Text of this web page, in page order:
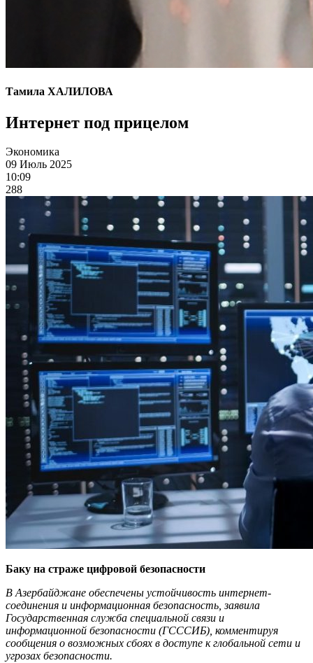
Тамила ХАЛИЛОВА
Интернет под прицелом
Экономика
09 Июль 2025
10:09
288
Баку на страже цифровой безопасности
В Азербайджане обеспечены устойчивость интернет-
соединения и информационная безопасность, заявила
Государственная служба специальной связи и
информационной безопасности (ГСССИБ), комментируя
сообщения о возможных сбоях в доступе к глобальной сети и
угрозах безопасности.